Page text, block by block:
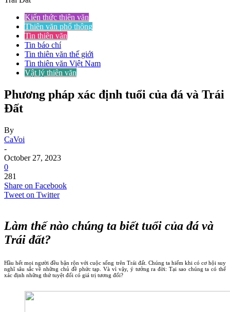
Kiến thức thiên văn
Thiên văn phổ thông
Tin thiên văn
Tin báo chí
Tin thiên văn thế giới
Tin thiên văn Việt Nam
Vật lý thiên văn
Phương pháp xác định tuổi của đá và Trái
Đất
By
CaVoi
-
October 27, 2023
0
281
Share on Facebook
Tweet on Twitter
Làm thế nào chúng ta biết tuổi của đá và
Trái đất?
Hầu hết mọi người đều bận rộn với cuộc sống trên Trái đất. Chúng ta hiếm khi có cơ hội suy
nghĩ sâu sắc về những chủ đề phức tạp. Và vì vậy, ý tưởng ra đời: Tại sao chúng ta có thể
xác định những thứ tuyệt đối có giá trị tương đối?